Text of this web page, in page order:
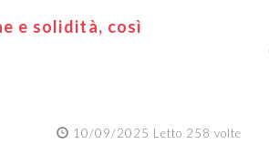
e solidità, così
10/09/2025 Letto 258 volte